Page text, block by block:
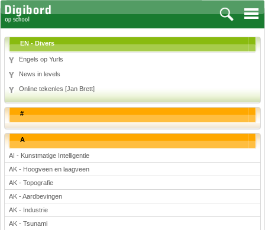
Vakken
Aardrijkskunde
Biologie
Engels
Frans, Duits, Chinees, Spaans
Geschiedenis
Handvaardigheid en Tekenen
Kunst en Cultuur
Levensbeschouwing
Lichamelijke opvoeding
EN - Divers
Engels op Yurls
News in levels
Online tekenles [Jan Brett]
#
A
AI - Kunstmatige Intelligentie
AK - Hoogveen en laagveen
AK - Topografie
AK - Aardbevingen
AK - Industrie
AK - Tsunami